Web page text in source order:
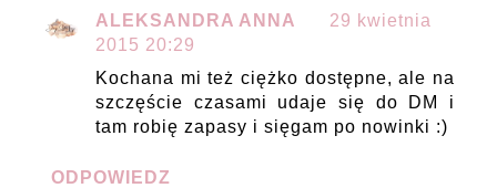
ALEKSANDRA ANNA
29 kwietnia
2015 20:29
Kochana mi też ciężko dostępne, ale na
szczęście czasami udaje się do DM i
tam robię zapasy i sięgam po nowinki :)
ODPOWIEDZ